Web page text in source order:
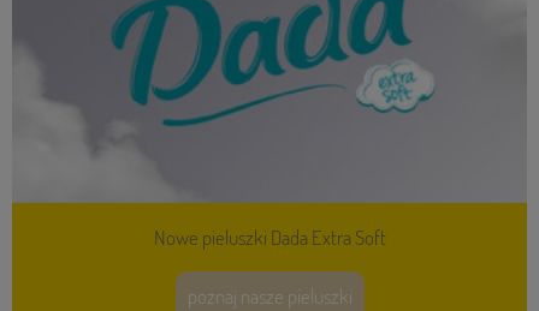
Nowe pieluszki Dada Extra Soft
poznaj nasze pieluszki